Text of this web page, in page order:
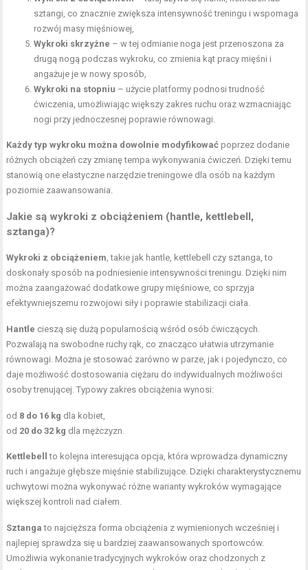
sztangi, co znacznie zwiększa intensywność treningu i wspomaga
rozwój masy mięśniowej,
Wykroki skrzyżne – w tej odmianie noga jest przenoszona za
drugą nogą podczas wykroku, co zmienia kąt pracy mięśni i
angażuje je w nowy sposób,
Wykroki na stopniu – użycie platformy podnosi trudność
ćwiczenia, umożliwiając większy zakres ruchu oraz wzmacniając
nogi przy jednoczesnej poprawie równowagi.
Każdy typ wykroku można dowolnie modyfikować poprzez dodanie
różnych obciążeń czy zmianę tempa wykonywania ćwiczeń. Dzięki temu
stanowią one elastyczne narzędzie treningowe dla osób na każdym
poziomie zaawansowania.
Jakie są wykroki z obciążeniem (hantle, kettlebell,
sztanga)?
Wykroki z obciążeniem, takie jak hantle, kettlebell czy sztanga, to
doskonały sposób na podniesienie intensywności treningu. Dzięki nim
można zaangażować dodatkowe grupy mięśniowe, co sprzyja
efektywniejszemu rozwojowi siły i poprawie stabilizacji ciała.
Hantle cieszą się dużą popularnością wśród osób ćwiczących.
Pozwalają na swobodne ruchy rąk, co znacząco ułatwia utrzymanie
równowagi. Można je stosować zarówno w parze, jak i pojedynczo, co
daje możliwość dostosowania ciężaru do indywidualnych możliwości
osoby trenującej. Typowy zakres obciążenia wynosi:
od 8 do 16 kg dla kobiet,
od 20 do 32 kg dla mężczyzn.
Kettlebell
to kolejna interesująca opcja, która wprowadza dynamiczny
ruch i angażuje głębsze mięśnie stabilizujące. Dzięki charakterystycznemu
uchwytowi można wykonywać różne warianty wykroków wymagające
większej kontroli nad ciałem.
Sztanga to najcięższa forma obciążenia z wymienionych wcześniej i
najlepiej sprawdza się u bardziej zaawansowanych sportowców.
Umożliwia wykonanie tradycyjnych wykroków oraz chodzonych z